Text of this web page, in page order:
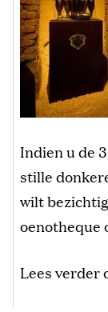
Indien u de
stille
wilt
oenotheque
Lees verder